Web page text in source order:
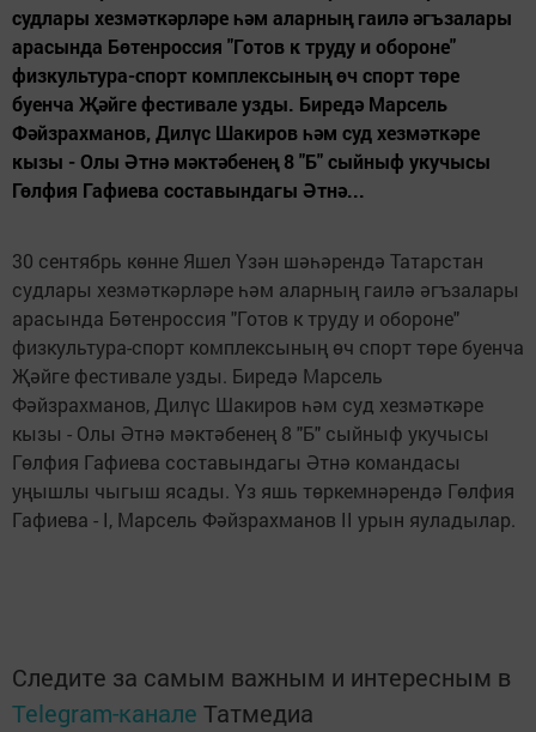
судлары хезмәткәрләре һәм аларның гаилә әгъзалары
арасында Бөтенроссия "Готов к труду и обороне"
физкультура-спорт комплексының өч спорт төре
буенча Җәйге фестивале узды. Биредә Марсель
Фәйзрахманов, Дилүс Шакиров һәм суд хезмәткәре
кызы - Олы Әтнә мәктәбенең 8 "Б" сыйныф укучысы
Гөлфия Гафиева составындагы Әтнә...
30 сентябрь көнне Яшел Үзән шәһәрендә Татарстан
судлары хезмәткәрләре һәм аларның гаилә әгъзалары
арасында Бөтенроссия "Готов к труду и обороне"
физкультура-спорт комплексының өч спорт төре буенча
Җәйге фестивале узды. Биредә Марсель
Фәйзрахманов, Дилүс Шакиров һәм суд хезмәткәре
кызы - Олы Әтнә мәктәбенең 8 "Б" сыйныф укучысы
Гөлфия Гафиева составындагы Әтнә командасы
уңышлы чыгыш ясады. Үз яшь төркемнәрендә Гөлфия
Гафиева - I, Марсель Фәйзрахманов II урын яуладылар.
Следите за самым важным и интересным в
Telegram-канале Татмедиа